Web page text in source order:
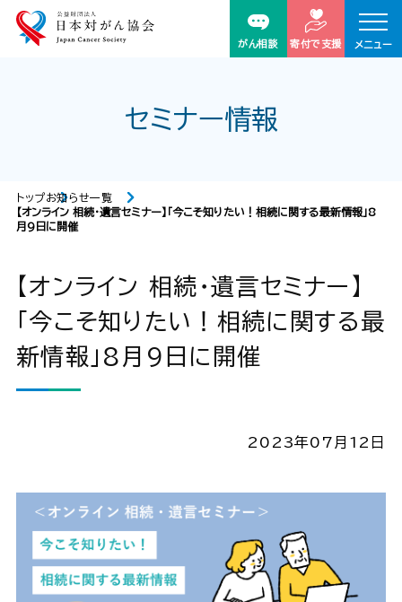
がん相談 寄付で支援 メニュー
セミナー情報
トップお知らせ一覧
【オンライン 相続・遺言セミナー】「今こそ知りたい！相続に関する最新情報」8
月9日に開催
【オンライン 相続・遺言セミナー】
「今こそ知りたい！相続に関する最
新情報」8月9日に開催
2023年07月12日